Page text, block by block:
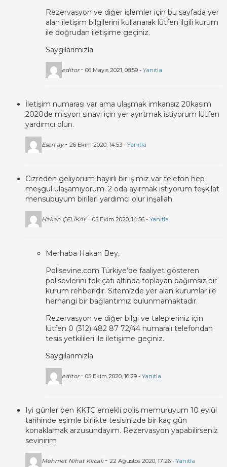
Rezervasyon ve diğer işlemler için bu sayfada yer
alan iletişim bilgilerini kullanarak lütfen ilgili kurum
ile doğrudan iletişime geçiniz.
Saygılarımızla
editor - 06 Mayıs 2021, 08:59 - Yanıtla
İletişim numarası var ama ulaşmak imkansız 20kasım
2020de misyon sınavı için yer ayırtmak istiyorum lütfen
yardımcı olun.
Esen ay - 26 Ekim 2020, 14:53 - Yanıtla
Cizreden geliyorum hayırlı bir işimiz var telefon hep
meşgul ulaşamıyorum. 2 oda ayırmak istiyorum teşkilat
mensubuyum birileri yardımcı olur inşallah.
Hakan ÇELİKAY - 05 Ekim 2020, 14:56 - Yanıtla
Merhaba Hakan Bey,
Polisevine.com Türkiye’de faaliyet gösteren
polisevlerini tek çatı altında toplayan bağımsız bir
kurum rehberidir. Sitemizde yer alan kurumlar ile
herhangi bir bağlantımız bulunmamaktadır.
Rezervasyon ve diğer bilgi ve talepleriniz için
lütfen 0 (312) 482 87 72/44 numaralı telefondan
tesis yetkilileri ile iletişime geçiniz.
Saygılarımızla
editor - 05 Ekim 2020, 16:29 - Yanıtla
Iyi günler ben KKTC emekli polis memuruyum 10 eylül
tarihinde eşimle birlikte tesisinizde bir kaç gün
konaklamak arzusundayım. Rezervasyon yapabilirseniz
sevinirim
Mehmet Nihat Kırcalı - 22 Ağustos 2020, 17:26 - Yanıtla